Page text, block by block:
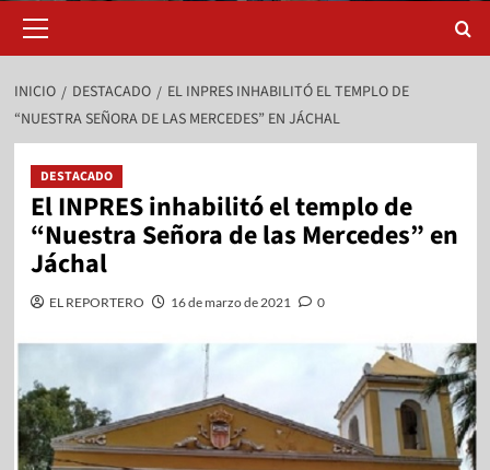
INICIO DESTACADO
EL INPRES INHABILITÓ EL TEMPLO DE
“NUESTRA SEÑORA DE LAS MERCEDES” EN JÁCHAL
DESTACADO
El INPRES inhabilitó el templo de
“Nuestra Señora de las Mercedes” en
Jáchal
EL REPORTERO 16 de marzo de 2021 0